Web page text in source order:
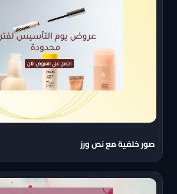
صور خلفية مع نص ورز